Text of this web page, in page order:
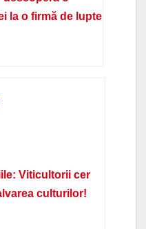
la o firmă de lupte
Viticultorii cer
culturilor!